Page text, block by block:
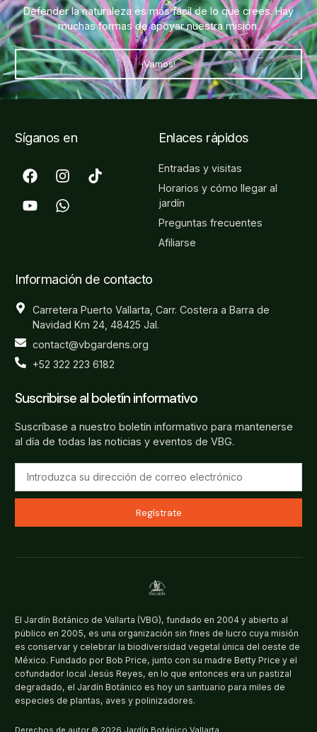
Defender la naturaleza es más fácil de lo que crees. Hay
muchas formas de apoyar nuestra misión.
¡Vamos!
Síganos en Enlaces rápidos
Entradas y visitas
Horarios y cómo llegar al
jardín
Preguntas frecuentes
Afiliarse
Información de contacto
Carretera Puerto Vallarta, Carr. Costera a Barra de
Navidad Km 24, 48425 Jal.
contact@vbgardens.org
+52 322 223 6182
Suscribirse al boletín informativo
Suscríbase a nuestro boletín informativo para mantenerse
al día de todas las noticias y eventos de VBG.
Regístrate
El Jardín Botánico de Vallarta (VBG), fundado en 2004 y abierto al
público en 2005, es una organización sin fines de lucro cuya misión
es conservar y celebrar la biodiversidad vegetal única del oeste de
México. Fundado por Bob Price, junto con su madre Betty Price y el
cofundador local Jesús Reyes, en lo que entonces era un pastizal
degradado, el Jardín Botánico es hoy un santuario para miles de
especies de plantas, aves y polinizadores.
Derechos de autor © 2026 Jardín Botánico Vallarta